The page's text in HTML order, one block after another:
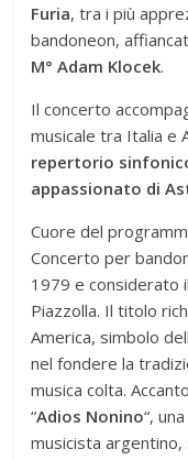
Furia, tra i più
bandoneon,
M° Adam Klocek.
Il concerto
musicale tra Italia e
repertorio
appassionato di
Cuore del
Concerto per
1979 e considerato
Piazzolla. Il titolo
America, simbolo
nel fondere la
musica colta.
“Adios Nonino“,
musicista